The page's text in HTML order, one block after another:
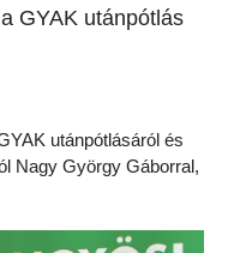
GYAK utánpótlás
utánpótlásáról és
Nagy György Gáborral,